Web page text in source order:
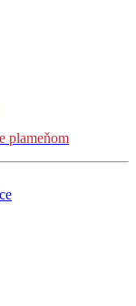
plameňom